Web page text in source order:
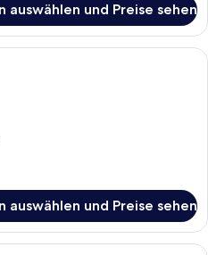
auswählen und Preise sehen
Ein Hotelzimmer mit Bett,
auswählen und Preise sehen
Ein Hotelzimmer mit zwei Betten,